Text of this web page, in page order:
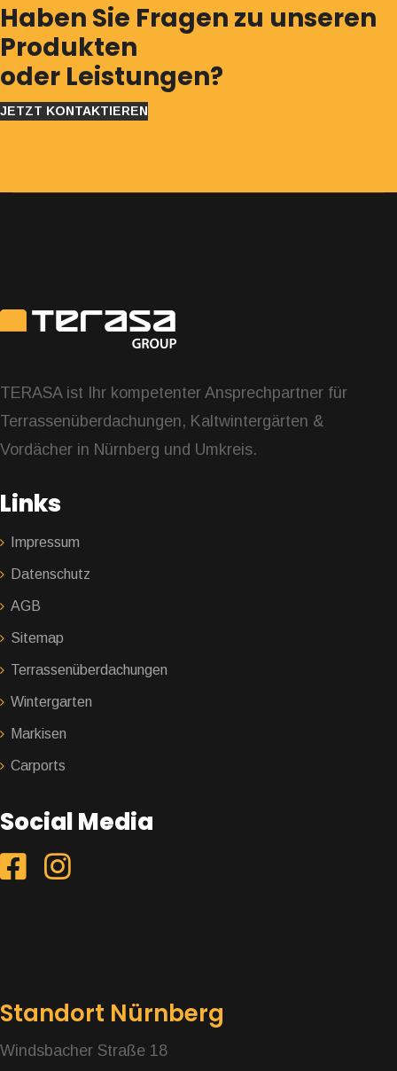
Haben Sie Fragen zu unseren
Produkten
oder Leistungen?
JETZT KONTAKTIEREN
TERASA ist Ihr kompetenter Ansprechpartner für
Terrassenüberdachungen, Kaltwintergärten &
Vordächer in Nürnberg und Umkreis.
Links
Impressum
Datenschutz
AGB
Sitemap
Terrassenüberdachungen
Wintergarten
Markisen
Carports
Social Media
Standort Nürnberg
Windsbacher Straße 18